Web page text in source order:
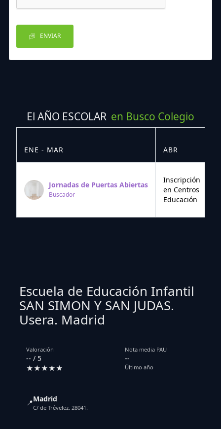
ENVIAR
El AÑO ESCOLAR en Busco Colegio
ENE - MAR ABR
Jornadas de Puertas Abiertas
Buscador
Inscripción
en Centros
Educación
Escuela de Educación Infantil
SAN SIMON Y SAN JUDAS.
Usera. Madrid
Valoración
-- / 5
★★★★★
Nota media PAU
--
Último año
📍Madrid
C/ de Trévelez. 28041.